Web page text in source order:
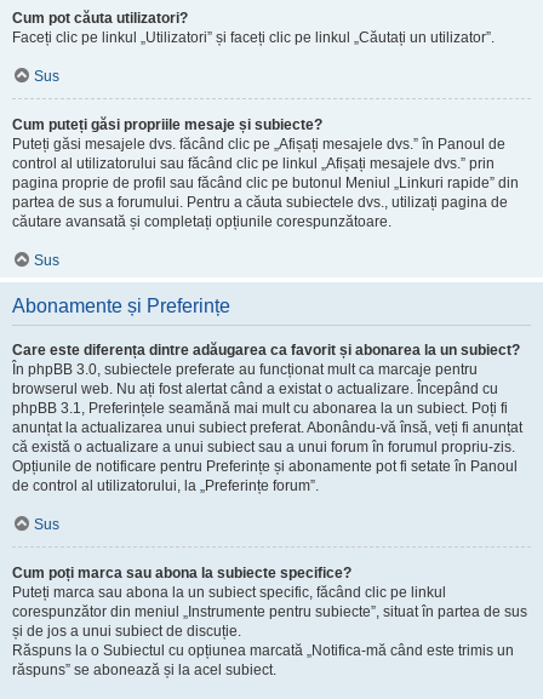
Cum pot căuta utilizatori?
Faceți clic pe linkul „Utilizatori” și faceți clic pe linkul „Căutați un utilizator”.
Sus
Cum puteți găsi propriile mesaje și subiecte?
Puteți găsi mesajele dvs. făcând clic pe „Afișați mesajele dvs.” în Panoul de
control al utilizatorului sau făcând clic pe linkul „Afișați mesajele dvs.” prin
pagina proprie de profil sau făcând clic pe butonul Meniul „Linkuri rapide” din
partea de sus a forumului. Pentru a căuta subiectele dvs., utilizați pagina de
căutare avansată și completați opțiunile corespunzătoare.
Sus
Abonamente și Preferințe
Care este diferența dintre adăugarea ca favorit și abonarea la un subiect?
În phpBB 3.0, subiectele preferate au funcționat mult ca marcaje pentru
browserul web. Nu ați fost alertat când a existat o actualizare. Începând cu
phpBB 3.1, Preferințele seamănă mai mult cu abonarea la un subiect. Poți fi
anunțat la actualizarea unui subiect preferat. Abonându-vă însă, veți fi anunțat
că există o actualizare a unui subiect sau a unui forum în forumul propriu-zis.
Opțiunile de notificare pentru Preferințe și abonamente pot fi setate în Panoul
de control al utilizatorului, la „Preferințe forum”.
Sus
Cum poți marca sau abona la subiecte specifice?
Puteți marca sau abona la un subiect specific, făcând clic pe linkul
corespunzător din meniul „Instrumente pentru subiecte”, situat în partea de sus
și de jos a unui subiect de discuție.
Răspuns la o Subiectul cu opțiunea marcată „Notifica-mă când este trimis un
răspuns” se abonează și la acel subiect.